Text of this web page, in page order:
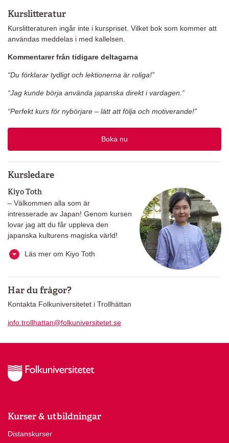
Kurslitteratur
Kurslitteraturen ingår inte i kurspriset. Vilket bok som kommer att
användas meddelas i med kallelsen.
Kommentarer från tidigare deltagarna
“Du förklarar tydligt och lektionerna är roliga!”
“Jag kunde börja använda japanska direkt i vardagen.”
“Perfekt kurs för nybörjare – lätt att följa och motiverande!”
Boka nu
Kursledare
Kiyo Toth
– Välkommen alla som är
intresserade av Japan! Genom kursen
lovar jag att du får uppleva den
japanska kulturens magiska värld!
Läs mer om Kiyo Toth
Har du frågor?
Kontakta Folkuniversitetet i Trollhättan
info.trollhattan@folkuniversitetet.se
Kurser & utbildningar
Distanskurser